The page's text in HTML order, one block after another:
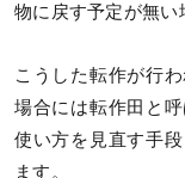
物に戻す予定が無い
こうした転作が行
場合には転作田と
使い方を見直す手
ます。